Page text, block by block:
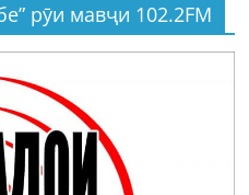
рӯи мавҷи 102.2FM